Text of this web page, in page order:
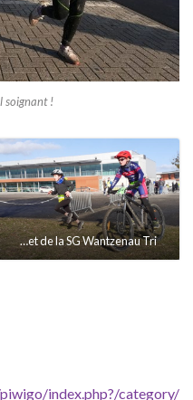
soignant !
…et de la SG Wantzenau Tri
index.php?/category/